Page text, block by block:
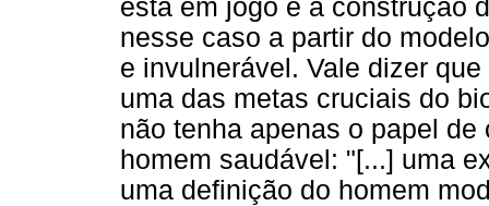
está em jogo é a construção
nesse caso a partir do
e invulnerável. Vale dizer
uma das metas cruciais do
não tenha apenas o papel
homem saudável: "[...] uma
uma definição do homem